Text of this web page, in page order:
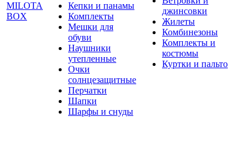
MILOTA
BOX
Кепки и панамы
Комплекты
Мешки для
обуви
Наушники
утепленные
Очки
солнцезащитные
Перчатки
Шапки
Шарфы и снуды
джинсовки
Жилеты
Комбинезоны
Комплекты и
костюмы
Куртки и пальто